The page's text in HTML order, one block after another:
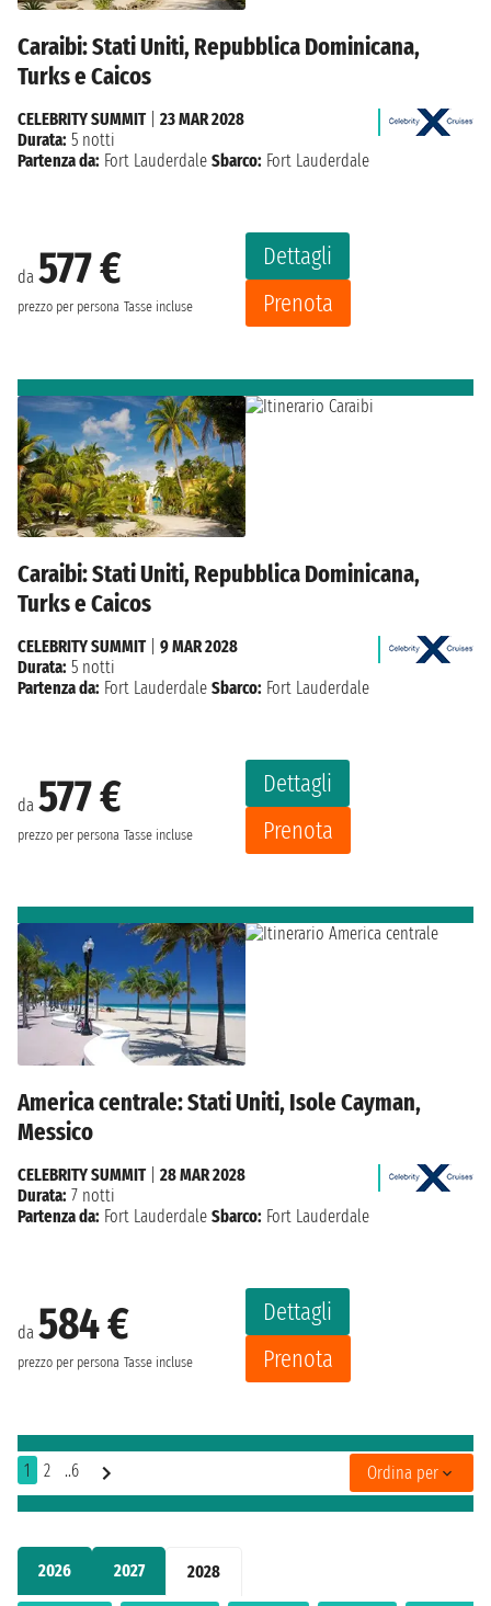
2026 2027 2028
Caraibi: Stati Uniti, Repubblica Dominicana,
Turks e Caicos
da 577 €
prezzo per persona Tasse incluse
Dettagli
Prenota
CELEBRITY SUMMIT| 23 MAR 2028
Durata: 5 notti
Partenza da: Fort Lauderdale Sbarco: Fort Lauderdale
Caraibi: Stati Uniti, Repubblica Dominicana,
Turks e Caicos
da 577 €
prezzo per persona Tasse incluse
Dettagli
Prenota
CELEBRITY SUMMIT| 9 MAR 2028
Durata: 5 notti
Partenza da: Fort Lauderdale Sbarco: Fort Lauderdale
America centrale: Stati Uniti, Isole Cayman,
Messico
da 584 €
prezzo per persona Tasse incluse
Dettagli
Prenota
CELEBRITY SUMMIT| 28 MAR 2028
Durata: 7 notti
Partenza da: Fort Lauderdale Sbarco: Fort Lauderdale
1 2 ..6 Ordina per